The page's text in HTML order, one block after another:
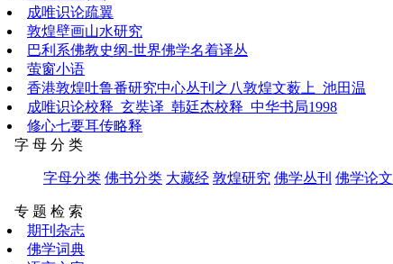
成唯识论疏翼
敦煌壁画山水研究
巴利系佛教史纲-世界佛学名着译丛
萤窗小语
香港敦煌吐鲁番研究中心丛刊之八敦煌文薮上_池田温
成唯识论校释_玄奘译_韩廷杰校释_中华书局1998
修心七要耳传略释
字 母 分 类
字母分类 佛书分类 大藏经 敦煌研究 佛学丛刊 佛学论文
专 题 检 索
期刊杂志
佛学词典